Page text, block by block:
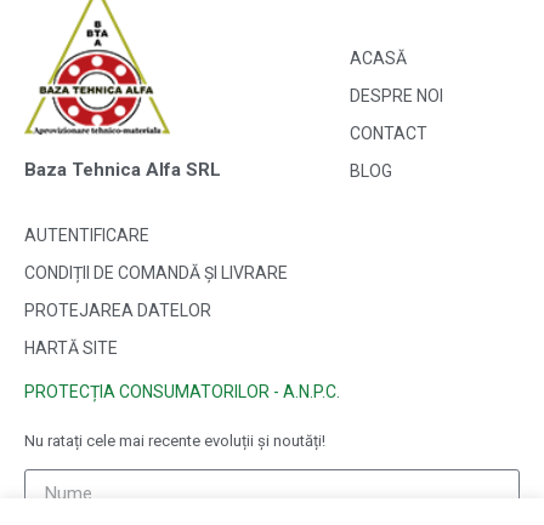
Baza Tehnica Alfa SRL
ACASĂ
DESPRE NOI
CONTACT
BLOG
AUTENTIFICARE
CONDIȚII DE COMANDĂ ȘI LIVRARE
PROTEJAREA DATELOR
HARTĂ SITE
PROTECȚIA CONSUMATORILOR - A.N.P.C.
Nu ratați cele mai recente evoluții și noutăți!